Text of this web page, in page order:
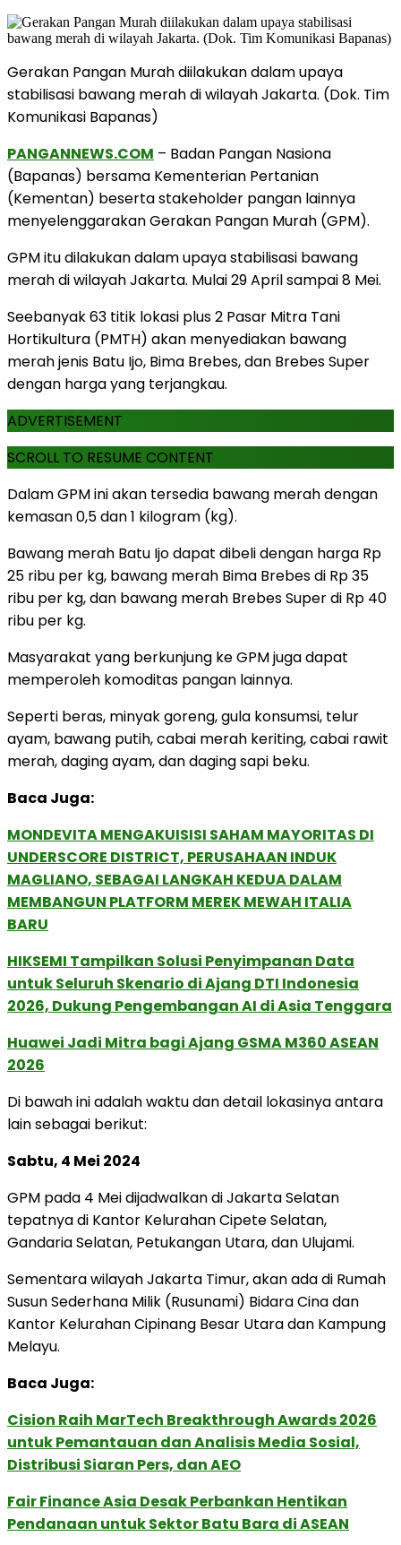
Gerakan Pangan Murah diilakukan dalam upaya
stabilisasi bawang merah di wilayah Jakarta. (Dok. Tim
Komunikasi Bapanas)
PANGANNEWS.COM – Badan Pangan Nasiona
(Bapanas) bersama Kementerian Pertanian
(Kementan) beserta stakeholder pangan lainnya
menyelenggarakan Gerakan Pangan Murah (GPM).
GPM itu dilakukan dalam upaya stabilisasi bawang
merah di wilayah Jakarta. Mulai 29 April sampai 8 Mei.
Seebanyak 63 titik lokasi plus 2 Pasar Mitra Tani
Hortikultura (PMTH) akan menyediakan bawang
merah jenis Batu Ijo, Bima Brebes, dan Brebes Super
dengan harga yang terjangkau.
ADVERTISEMENT
SCROLL TO RESUME CONTENT
Dalam GPM ini akan tersedia bawang merah dengan
kemasan 0,5 dan 1 kilogram (kg).
Bawang merah Batu Ijo dapat dibeli dengan harga Rp
25 ribu per kg, bawang merah Bima Brebes di Rp 35
ribu per kg, dan bawang merah Brebes Super di Rp 40
ribu per kg.
Masyarakat yang berkunjung ke GPM juga dapat
memperoleh komoditas pangan lainnya.
Seperti beras, minyak goreng, gula konsumsi, telur
ayam, bawang putih, cabai merah keriting, cabai rawit
merah, daging ayam, dan daging sapi beku.
Baca Juga:
MONDEVITA MENGAKUISISI SAHAM MAYORITAS DI
UNDERSCORE DISTRICT, PERUSAHAAN INDUK
MAGLIANO, SEBAGAI LANGKAH KEDUA DALAM
MEMBANGUN PLATFORM MEREK MEWAH ITALIA
BARU
HIKSEMI Tampilkan Solusi Penyimpanan Data
untuk Seluruh Skenario di Ajang DTI Indonesia
2026, Dukung Pengembangan AI di Asia Tenggara
Huawei Jadi Mitra bagi Ajang GSMA M360 ASEAN
2026
Di bawah ini adalah waktu dan detail lokasinya antara
lain sebagai berikut:
Sabtu, 4 Mei 2024
GPM pada 4 Mei dijadwalkan di Jakarta Selatan
tepatnya di Kantor Kelurahan Cipete Selatan,
Gandaria Selatan, Petukangan Utara, dan Ulujami.
Sementara wilayah Jakarta Timur, akan ada di Rumah
Susun Sederhana Milik (Rusunami) Bidara Cina dan
Kantor Kelurahan Cipinang Besar Utara dan Kampung
Melayu.
Baca Juga:
Cision Raih MarTech Breakthrough Awards 2026
untuk Pemantauan dan Analisis Media Sosial,
Distribusi Siaran Pers, dan AEO
Fair Finance Asia Desak Perbankan Hentikan
Pendanaan untuk Sektor Batu Bara di ASEAN